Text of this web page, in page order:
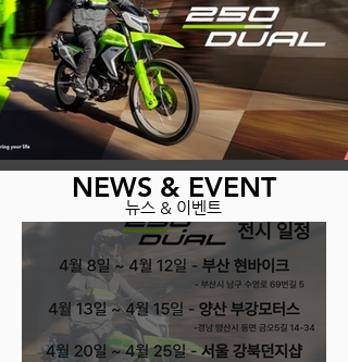
CFLITE_250DUAL_KV_Horiz.jpg
banner1.jpg
bannerPC2.jpg
20220919095959.jpg
AE8 Raceway (4).jpg
XO PAPIO RACER (5) (1).jpg
CFLITE_250DUAL_KV_Horiz.jpg
banner1.jpg
bannerPC2.jpg
20220919095959.jpg
AE8 Raceway (4).jpg
XO PAPIO RACER (5) (1).jpg
CFLITE_250DUAL_KV_Horiz.jpg
banner1.jpg
bannerPC2.jpg
20220919095959.jpg
AE8 Raceway (4).jpg
XO PAPIO RACER (5) (1).jpg
CFLITE_250DUAL_KV_Horiz.jpg
banner1.jpg
bannerPC2.jpg
20220919095959.jpg
AE8 Raceway (4).jpg
XO PAPIO RACER (5) (1).jpg
CFLITE_250DUAL_KV_Horiz.jpg
banner1.jpg
bannerPC2.jpg
20220919095959.jpg
AE8 Raceway (4).jpg
XO PAPIO RACER (5) (1).jpg
​뉴스 & 이벤트
NEWS & EVENT